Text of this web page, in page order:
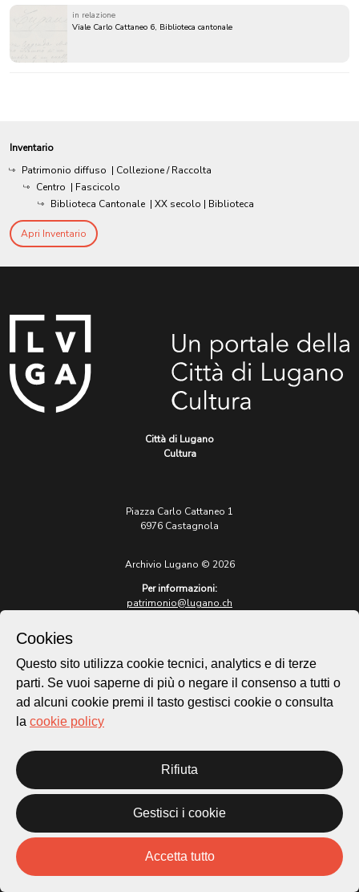
in relazione
Viale Carlo Cattaneo 6, Biblioteca cantonale
Inventario
Patrimonio diffuso | Collezione / Raccolta
Centro | Fascicolo
Biblioteca Cantonale | XX secolo | Biblioteca
Apri Inventario
Città di Lugano
Cultura
Piazza Carlo Cattaneo 1
6976 Castagnola
Archivio Lugano © 2026
Per informazioni:
patrimonio@lugano.ch
lugano.ch
Cookie policy
Homepage
Temi
Novità
Progetti
Cookies
Questo sito utilizza cookie tecnici, analytics e di terze
parti. Se vuoi saperne di più o negare il consenso a tutti o
ad alcuni cookie premi il tasto gestisci cookie o consulta
la cookie policy
Rifiuta
Gestisci i cookie
Accetta tutto